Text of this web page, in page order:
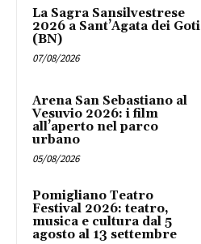
La Sagra Sansilvestrese
2026 a Sant’Agata dei Goti
(BN)
07/08/2026
Arena San Sebastiano al
Vesuvio 2026: i film
all’aperto nel parco
urbano
05/08/2026
Pomigliano Teatro
Festival 2026: teatro,
musica e cultura dal 5
agosto al 13 settembre